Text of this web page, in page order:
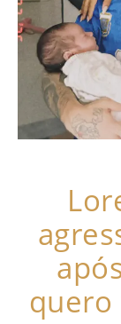
quero